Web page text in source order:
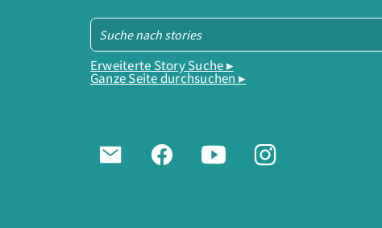
Erweiterte Story Suche ▸
Ganze Seite durchsuchen ▸